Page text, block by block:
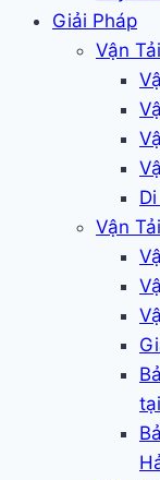
Giải Pháp
Vận
Vận